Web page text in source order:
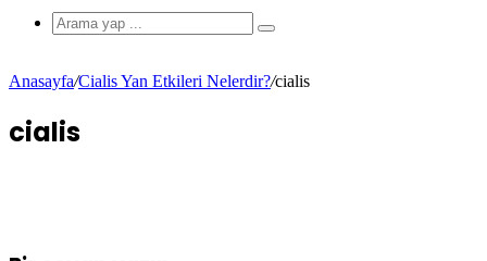
Anasayfa/Cialis Yan Etkileri Nelerdir?/cialis
cialis